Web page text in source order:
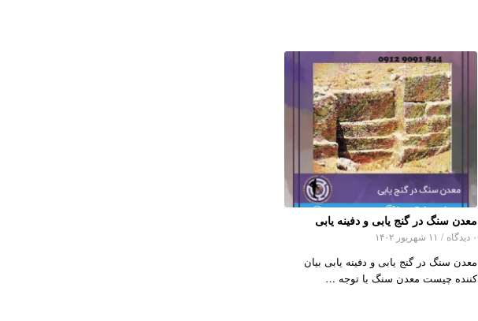
معدن سنگ در گنج یابی و دفینه یابی
۰ دیدگاه / ۱۱ شهریور ۱۴۰۲
معدن سنگ در گنج یابی و دفینه یابی بیان
کننده چیست معدن سنگ با توجه …